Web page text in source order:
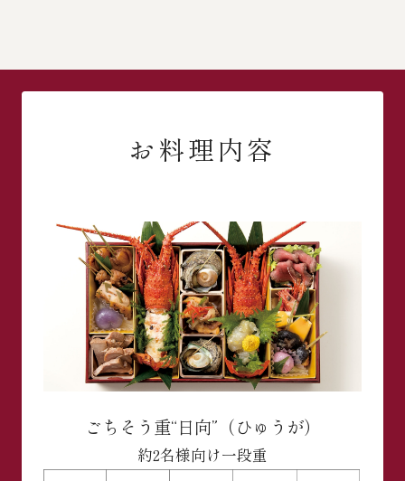
お料理内容
ごちそう重“日向”（ひゅうが）
約2名様向け一段重